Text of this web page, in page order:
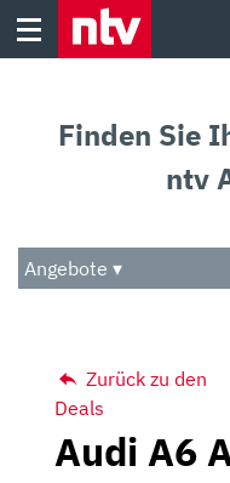
Skip
Audio
Das Beste
Finden Sie
ntv
Angebote ▾
Zurück zu den
Deals
Audi A6